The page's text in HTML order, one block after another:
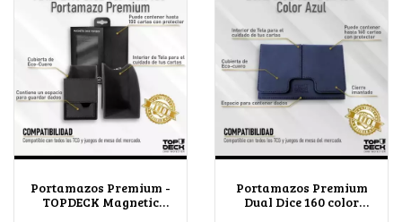
Portamazos Premium -
TOPDECK Magnetic
Portamazos Premium
Dual Dice 160 color